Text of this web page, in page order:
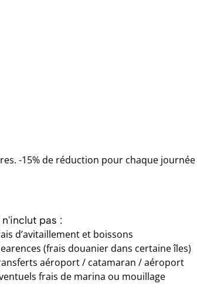
-15% de réduction pour chaque
pas :
d’avitaillement et boissons
(frais douanier dans certaine îles)
aéroport / catamaran / aéroport
frais de marina ou mouillage